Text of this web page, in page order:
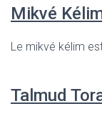
Mikvé
Le mikvé kélim
Talmud